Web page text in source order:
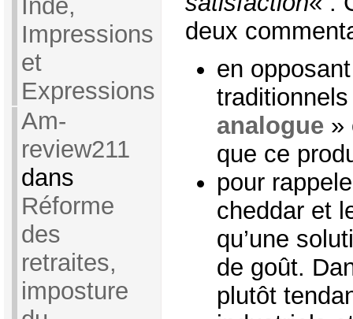
Inde,
Impressions
et
Expressions
Am-
review211
dans
Réforme
des
retraites,
imposture
deux
en
analogue »
que ce
pour
cheddar et
qu’une
de goût.
plutôt